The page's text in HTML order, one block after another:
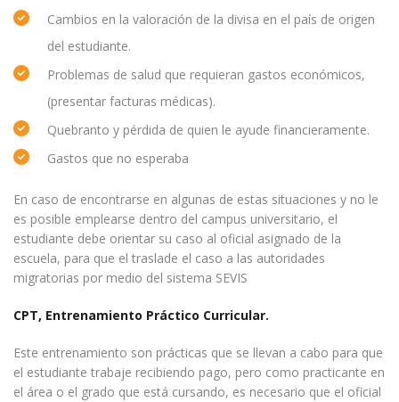
Cambios en la valoración de la divisa en el país de origen
del estudiante.
Problemas de salud que requieran gastos económicos,
(presentar facturas médicas).
Quebranto y pérdida de quien le ayude financieramente.
Gastos que no esperaba
En caso de encontrarse en algunas de estas situaciones y no le
es posible emplearse dentro del campus universitario, el
estudiante debe orientar su caso al oficial asignado de la
escuela, para que el traslade el caso a las autoridades
migratorias por medio del sistema SEVIS
CPT, Entrenamiento Práctico Curricular.
Este entrenamiento son prácticas que se llevan a cabo para que
el estudiante trabaje recibiendo pago, pero como practicante en
el área o el grado que está cursando, es necesario que el oficial